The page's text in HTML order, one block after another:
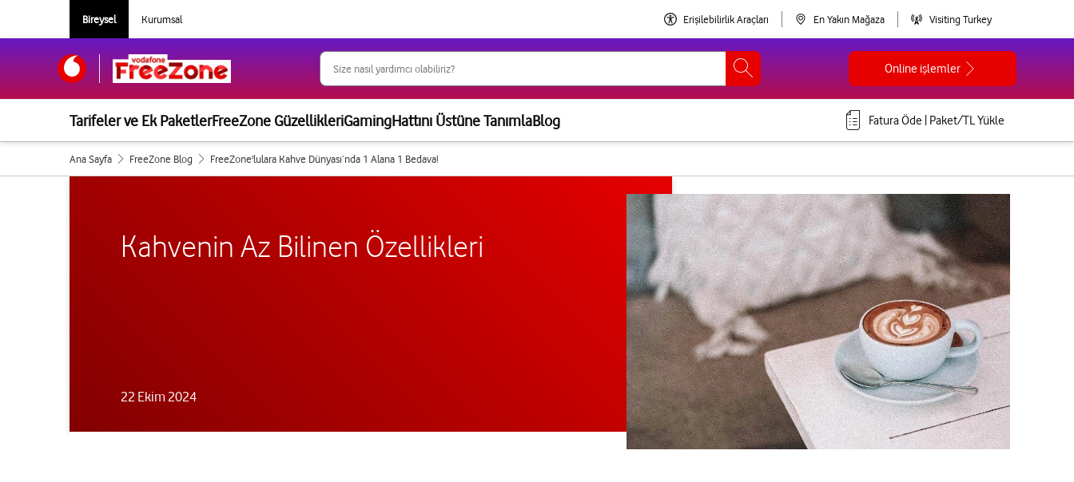
Bireysel Kurumsal Erişilebilirlik Araçları En Yakın Mağaza Visiting Turkey
Online işlemler
Tarifeler ve Ek PaketlerFreeZone GüzellikleriGamingHattını Üstüne TanımlaBlog Fatura Öde | Paket/TL Yükle
Ana Sayfa FreeZone Blog FreeZone'lulara Kahve Dünyası’nda 1 Alana 1 Bedava!
Kahvenin Az Bilinen Özellikleri
22 Ekim 2024